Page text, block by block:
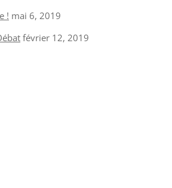
! mai 6, 2019
février 12, 2019